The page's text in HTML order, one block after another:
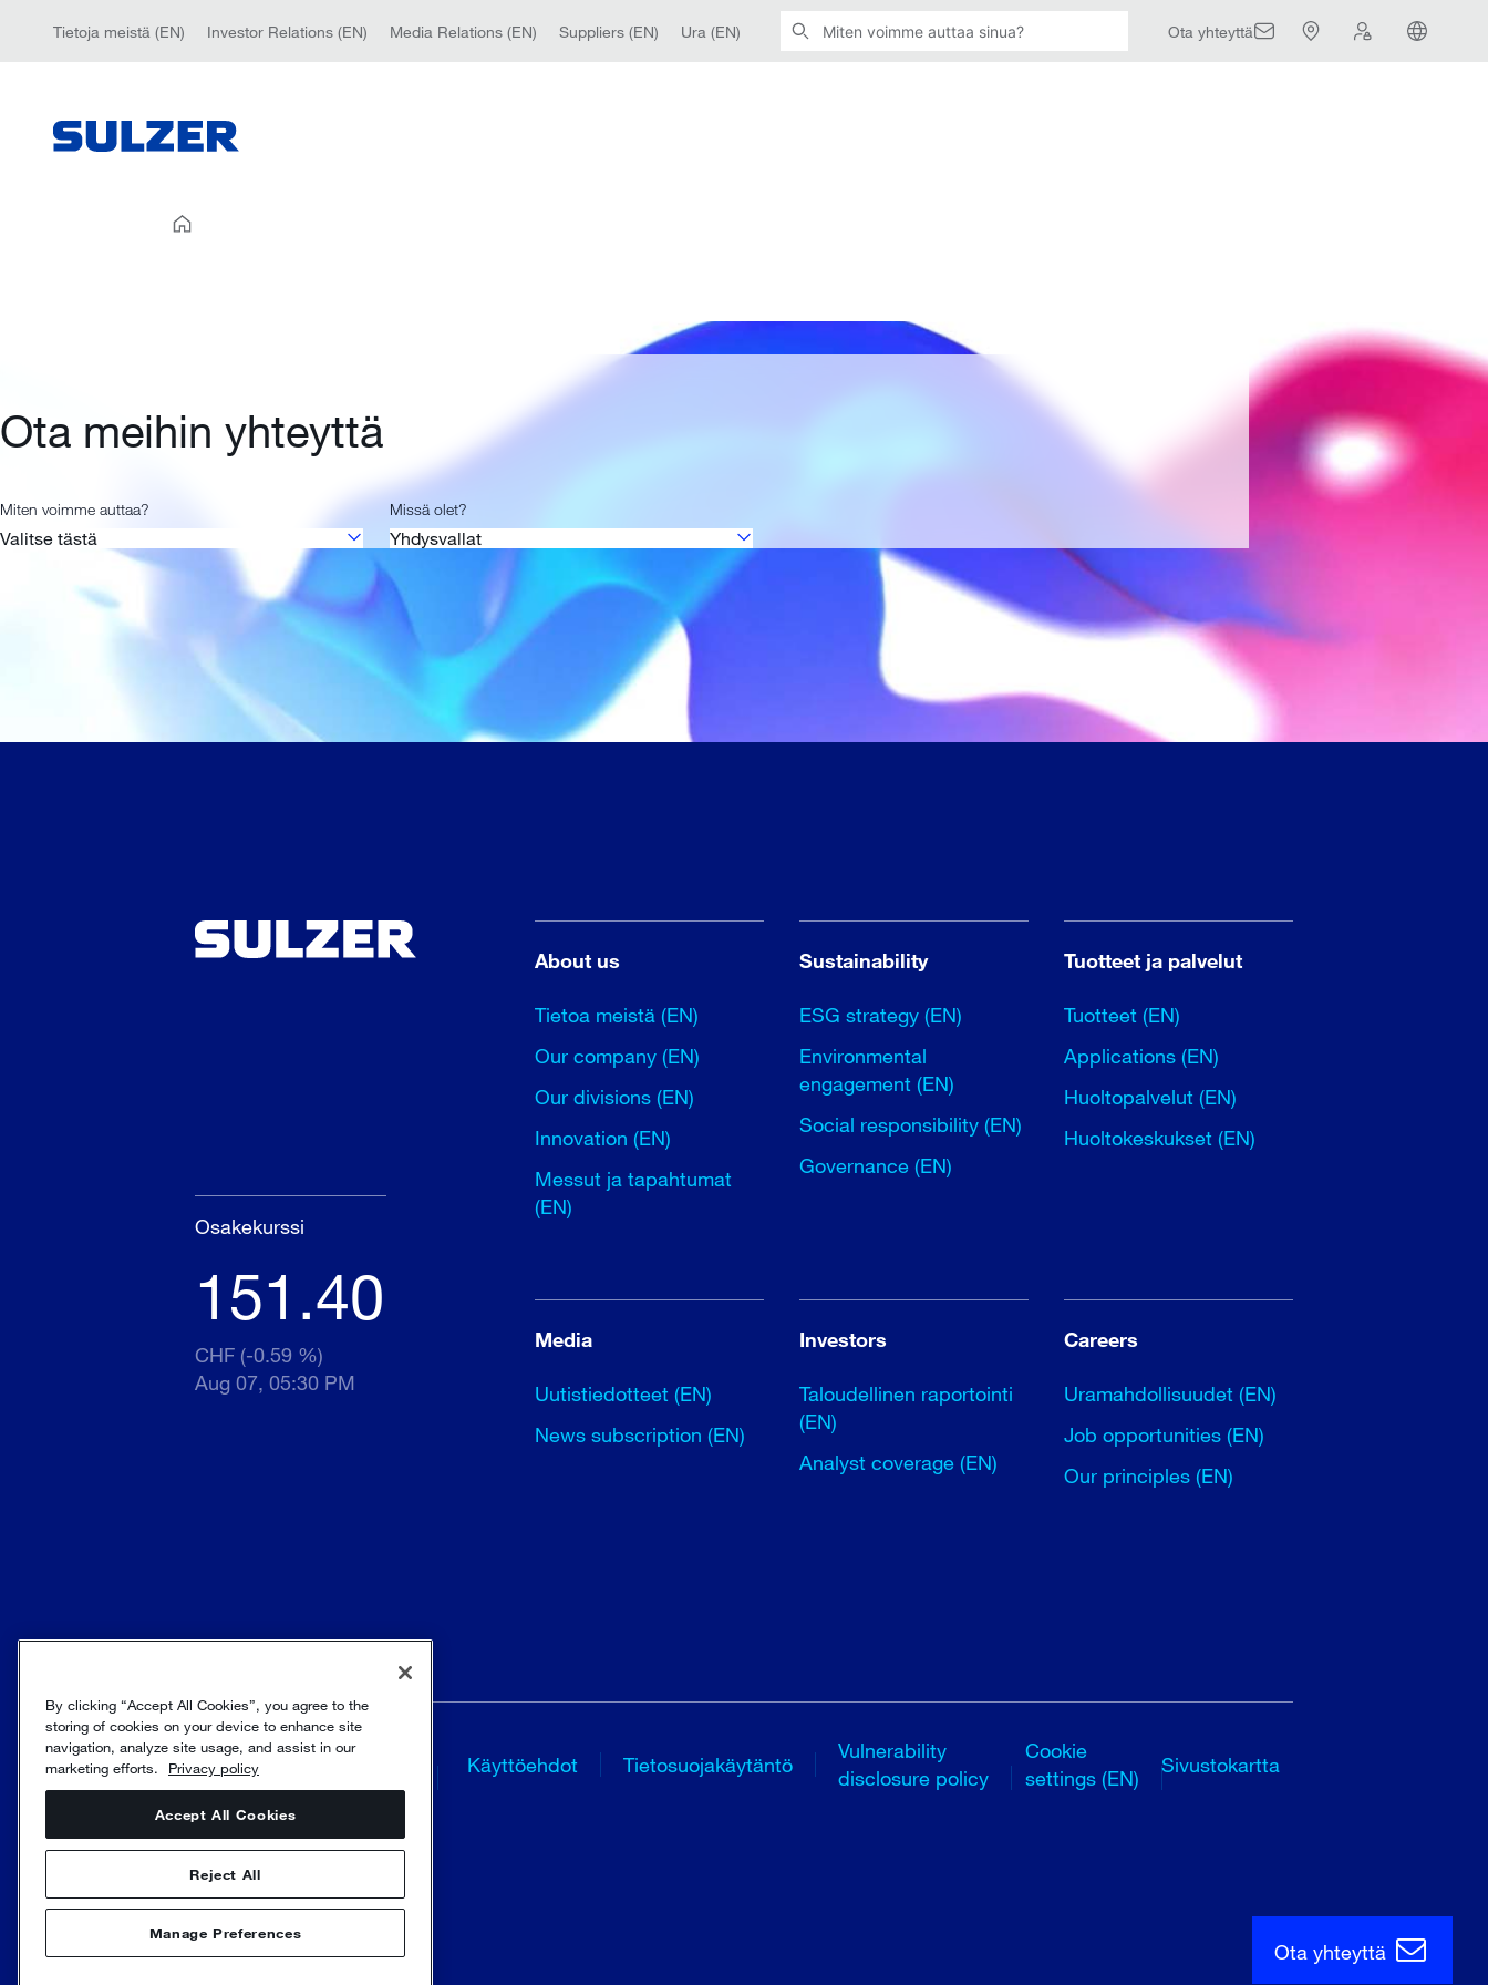
Ota yhteyttä
Tietoja meistä (EN) Investor Relations (EN) Media Relations (EN) Suppliers (EN) Ura (EN)
Ota meihin yhteyttä
Miten voimme auttaa?
Valitse tästä
Missä olet?
Yhdysvallat
Osakekurssi
151.40
CHF (-0.59 %)
Aug 07, 05:30 PM
About us
Tietoa meistä (EN)
Our company (EN)
Our divisions (EN)
Innovation (EN)
Messut ja tapahtumat
(EN)
Sustainability
ESG strategy (EN)
Environmental
engagement (EN)
Social responsibility (EN)
Governance (EN)
Tuotteet ja palvelut
Tuotteet (EN)
Applications (EN)
Huoltopalvelut (EN)
Huoltokeskukset (EN)
Media
Uutistiedotteet (EN)
News subscription (EN)
Investors
Taloudellinen raportointi
(EN)
Analyst coverage (EN)
Careers
Uramahdollisuudet (EN)
Job opportunities (EN)
Our principles (EN)
Ehdot ja
määräykset
Trust and
Käyttöehdot Tietosuojakäytäntö
Vulnerability
disclosure policy
Cookie
settings (EN)
Sivustokartta
© Sulzer Ltd 1996 - 2025
Ota yhteyttä
By clicking “Accept All Cookies”, you agree to the
storing of cookies on your device to enhance site
navigation, analyze site usage, and assist in our
marketing efforts.
Privacy policy
Accept All Cookies
Reject All
Manage Preferences